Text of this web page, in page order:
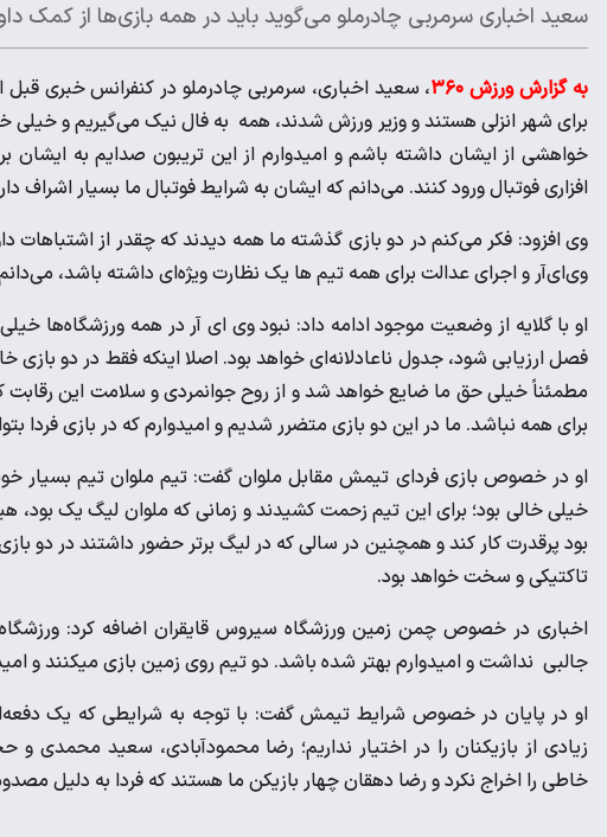
سعید اخباری سرمربی چادرملو می‌گوید باید در همه بازی‌ها از کمک
به گزارش ورزش ۳۶۰
، سعید اخباری، سرمربی چادرملو در کنفرانس خبری قبل
برای شهر انزلی هستند و وزیر ورزش شدند، همه به فال نیک می‌گیریم و
خواهشی از ایشان داشته باشم و امیدوارم از این تریبون صدایم به
افزاری فوتبال ورود کنند. می‌دانم که ایشان به شرایط فوتبال ما بسیار اشراف
وی افزود: فکر می‌کنم در دو بازی گذشته ما همه دیدند که چقدر از
وی‌ای‌آر و اجرای عدالت برای همه تیم ها یک نظارت ویژه‌ای داشته باشد،
او با گلایه از وضعیت موجود ادامه داد: نبود وی ای آر در همه ورزشگاه‌ها
فصل ارزیابی شود، جدول ناعادلانه‌ای خواهد بود. اصلا اینکه فقط در دو
مطمئناً خیلی حق ما ضایع خواهد شد و از روح جوانمردی و سلامت این رقابت
برای همه نباشد. ما در این دو بازی متضرر شدیم و امیدوارم که در بازی فردا
او در خصوص بازی فردای تیمش مقابل ملوان گفت: تیم ملوان تیم بسیار
خیلی خالی بود؛ برای این تیم زحمت کشیدند و زمانی که ملوان لیگ یک بود،
بود پرقدرت کار کند و همچنین در سالی که در لیگ برتر حضور داشتند در دو
تاکتیکی و سخت خواهد بود.
اخباری در خصوص چمن زمین ورزشگاه سیروس قایقران اضافه کرد:
جالبی نداشت و امیدوارم بهتر شده باشد. دو تیم روی زمین بازی میکنند و
او در پایان در خصوص شرایط تیمش گفت: با توجه به شرایطی که یک
زیادی از بازیکنان را در اختیار نداریم؛ رضا محمودآبادی، سعید
خاطی را اخراج نکرد و رضا دهقان چهار بازیکن ما هستند که فردا به دلیل